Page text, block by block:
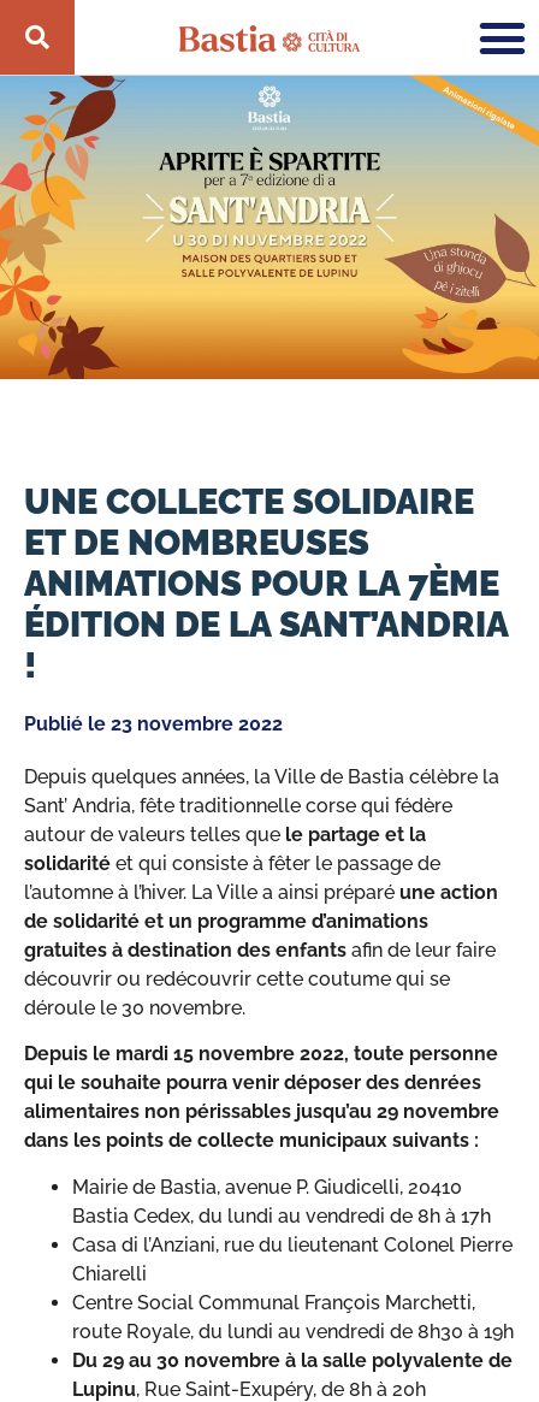
UNE COLLECTE SOLIDAIRE
ET DE NOMBREUSES
ANIMATIONS POUR LA 7ÈME
ÉDITION DE LA SANT’ANDRIA
!
Publié le 23 novembre 2022
Depuis quelques années, la Ville de Bastia célèbre la
Sant’ Andria, fête traditionnelle corse qui fédère
autour de valeurs telles que le partage et la
solidarité et qui consiste à fêter le passage de
l’automne à l’hiver. La Ville a ainsi préparé une action
de solidarité et un programme d’animations
gratuites à destination des enfants afin de leur faire
découvrir ou redécouvrir cette coutume qui se
déroule le 30 novembre.
Depuis le mardi 15 novembre 2022, toute personne
qui le souhaite pourra venir déposer des denrées
alimentaires non périssables jusqu’au 29 novembre
dans les points de collecte municipaux suivants :
Mairie de Bastia, avenue P. Giudicelli, 20410
Bastia Cedex, du lundi au vendredi de 8h à 17h
Casa di l’Anziani, rue du lieutenant Colonel Pierre
Chiarelli
Centre Social Communal François Marchetti,
route Royale, du lundi au vendredi de 8h30 à 19h
Du 29 au 30 novembre à la salle polyvalente de
Lupinu, Rue Saint-Exupéry, de 8h à 20h